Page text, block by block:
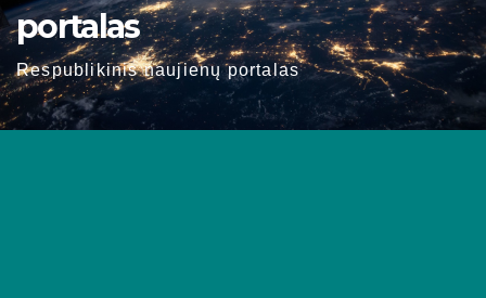
portalas
Respublikinis naujienų portalas